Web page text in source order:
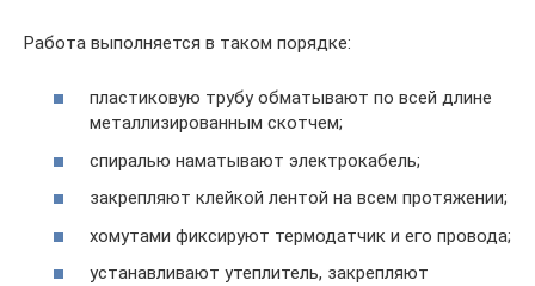
Работа выполняется в таком порядке:
пластиковую трубу обматывают по всей длине
металлизированным скотчем;
спиралью наматывают электрокабель;
закрепляют клейкой лентой на всем протяжении;
хомутами фиксируют термодатчик и его провода;
устанавливают утеплитель, закрепляют